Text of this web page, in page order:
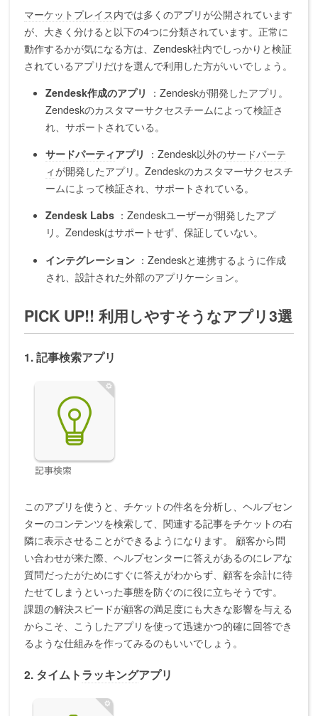
マーケットプレイス内では多くのアプリが公開されています
が、大きく分けると以下の4つに分類されています。正常に
動作するかが気になる方は、Zendesk社内でしっかりと検証
されているアプリだけを選んで利用した方がいいでしょう。
Zendesk作成のアプリ
：Zendeskが開発したアプリ。
Zendeskのカスタマーサクセスチームによって検証さ
れ、サポートされている。
サードパーティアプリ ：Zendesk以外のサードパーテ
ィが開発したアプリ。Zendeskのカスタマーサクセスチ
ームによって検証され、サポートされている。
Zendesk Labs ：Zendeskユーザーが開発したアプ
リ。Zendeskはサポートせず、保証していない。
インテグレーション ：Zendeskと連携するように作成
され、設計された外部のアプリケーション。
PICK UP!! 利用しやすそうなアプリ3選
1. 記事検索アプリ
このアプリを使うと、チケットの件名を分析し、ヘルプセン
ターのコンテンツを検索して、関連する記事をチケットの右
隣に表示させることができるようになります。 顧客から問
い合わせが来た際、ヘルプセンターに答えがあるのにレアな
質問だったがためにすぐに答えがわからず、顧客を余計に待
たせてしまうといった事態を防ぐのに役に立ちそうです。
課題の解決スピードが顧客の満足度にも大きな影響を与える
からこそ、こうしたアプリを使って迅速かつ的確に回答でき
るような仕組みを作ってみるのもいいでしょう。
2. タイムトラッキングアプリ